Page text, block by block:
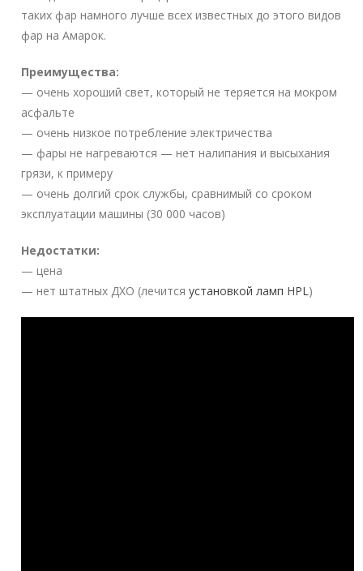
таких фар намного лучше всех известных до этого видов
фар на Амарок.
Преимущества:
— очень хороший свет, который не теряется на мокром
асфальте
— очень низкое потребление электричества
— фары не нагреваются — нет налипания и высыхания
грязи, к примеру
— очень долгий срок службы, сравнимый со сроком
эксплуатации машины (30 000 часов)
Недостатки:
— цена
— нет штатных ДХО (лечитсяустановкой ламп HPL )